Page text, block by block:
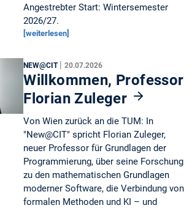
Angestrebter Start: Wintersemester
2026/27.
[weiterlesen]
NEW@CIT |20.07.2026
Willkommen, Professor
Florian Zuleger
Von Wien zurück an die TUM: In
"New@CIT" spricht Florian Zuleger,
neuer Professor für Grundlagen der
Programmierung, über seine Forschung
zu den mathematischen Grundlagen
moderner Software, die Verbindung von
formalen Methoden und KI – und